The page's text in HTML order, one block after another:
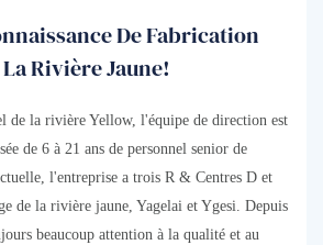
De Fabrication
Rivière Jaune!
de la rivière Yellow, l'équipe de direction est
de 6 à 21 ans de personnel senior de
l'entreprise a trois R & Centres D et
de la rivière jaune, Yagelai et Ygesi. Depuis
beaucoup attention à la qualité et au